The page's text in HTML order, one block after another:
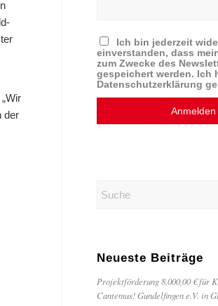
der
Ich bin jederzeit
einverstanden, dass
zum Zwecke des
gespeichert werden. Ich
Datenschutzerklärung
Neueste Beiträge
Projektförderung 8.000,00 € für
Cantemus! Gundelfingen e.V. in